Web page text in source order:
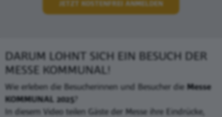
JETZT KOSTENFREI ANMELDEN
DARUM LOHNT SICH EIN BESUCH DER
MESSE KOMMUNAL!
Wie erleben die Besucherinnen und Besucher die Messe
KOMMUNAL 2025?
In diesem Video teilen Gäste der Messe ihre Eindrücke,